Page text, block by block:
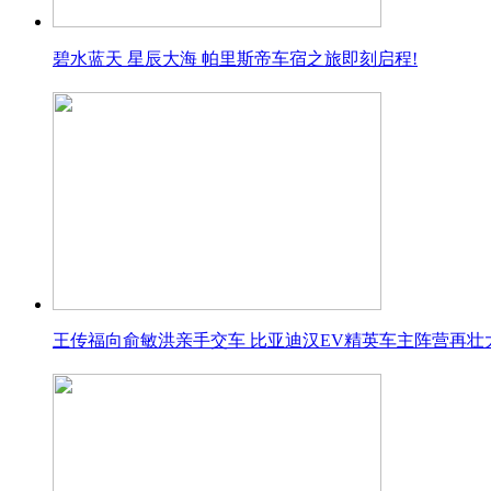
碧水蓝天 星辰大海 帕里斯帝车宿之旅即刻启程!
王传福向俞敏洪亲手交车 比亚迪汉EV精英车主阵营再壮